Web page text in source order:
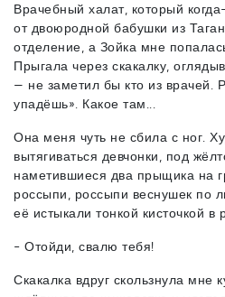
Врачебный халат, который
от двоюродной бабушки из
отделение, а Зойка мне
Прыгала через скакалку,
— не заметил бы кто из врачей.
упадёшь». Какое там...
Она меня чуть не сбила с ног.
вытягиваться девчонки, под
наметившиеся два прыщика на
россыпи, россыпи веснушек по
её истыкали тонкой кисточкой в
- Отойди, свалю тебя!
Скакалка вдруг скользнула мне